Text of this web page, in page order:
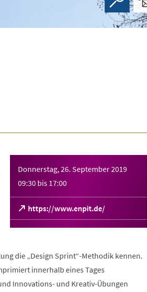
Donnerstag, 26. September 2019
09:30 bis 17:00
https://www.enpit.de/
(Öffnet
in
einem
die „Design Sprint“-Methodik kennen.
innerhalb eines Tages
Innovations- und Kreativ-Übungen